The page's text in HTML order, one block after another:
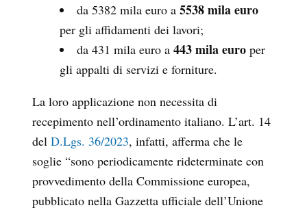
da 5382 mila euro a 5538 mila euro
per gli affidamenti dei lavori;
da 431 mila euro a 443 mila euro per
gli appalti di servizi e forniture.
La loro applicazione non necessita di
recepimento nell’ordinamento italiano. L’art. 14
del D.Lgs. 36/2023, infatti, afferma che le
soglie “sono periodicamente rideterminate con
provvedimento della Commissione europea,
pubblicato nella Gazzetta ufficiale dell’Unione